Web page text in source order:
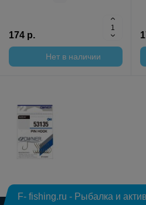
174 р.
Нет в наличии
F- fishing.ru - Рыбалка и